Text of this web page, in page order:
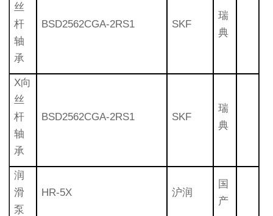
丝
杆
轴
承
BSD2562CGA-2RS1 SKF
瑞
典
X向
丝
杆
轴
承
BSD2562CGA-2RS1 SKF
瑞
典
润
滑
泵
HR-5X 沪润
国
产